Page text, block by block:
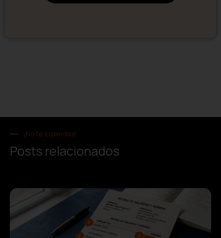
¡No te lo pierdas!
Posts relacionados